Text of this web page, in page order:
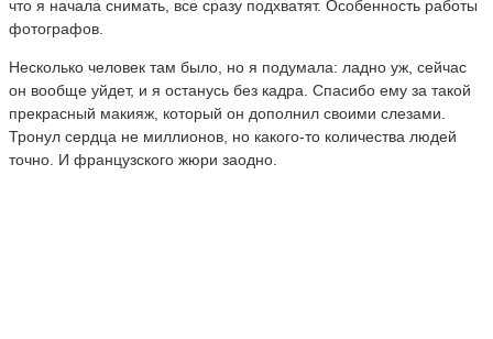
что я начала снимать, все сразу подхватят. Особенность работы
фотографов.
Несколько человек там было, но я подумала: ладно уж, сейчас
он вообще уйдет, и я останусь без кадра. Спасибо ему за такой
прекрасный макияж, который он дополнил своими слезами.
Тронул сердца не миллионов, но какого-то количества людей
точно. И французского жюри заодно.